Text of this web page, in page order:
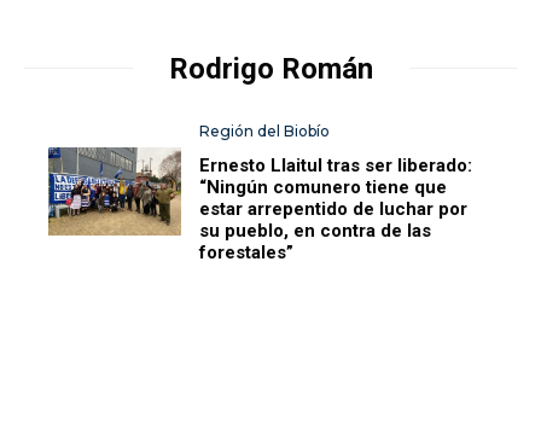
Rodrigo Román
Región del Biobío
Ernesto Llaitul tras ser liberado:
“Ningún comunero tiene que
estar arrepentido de luchar por
su pueblo, en contra de las
forestales”